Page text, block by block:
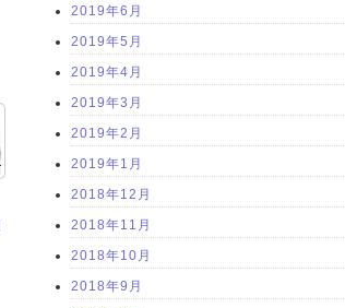
2019年6月
2019年5月
2019年4月
2019年3月
2019年2月
2019年1月
2018年12月
2018年11月
2018年10月
2018年9月